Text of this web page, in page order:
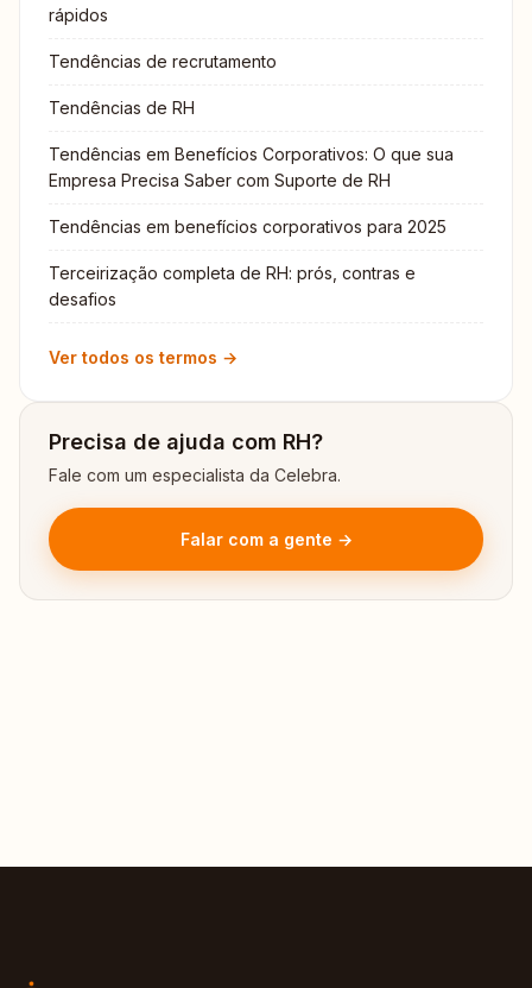
rápidos
Tendências de recrutamento
Tendências de RH
Tendências em Benefícios Corporativos: O que sua
Empresa Precisa Saber com Suporte de RH
Tendências em benefícios corporativos para 2025
Terceirização completa de RH: prós, contras e
desafios
Ver todos os termos →
Precisa de ajuda com RH?
Fale com um especialista da Celebra.
Falar com a gente →